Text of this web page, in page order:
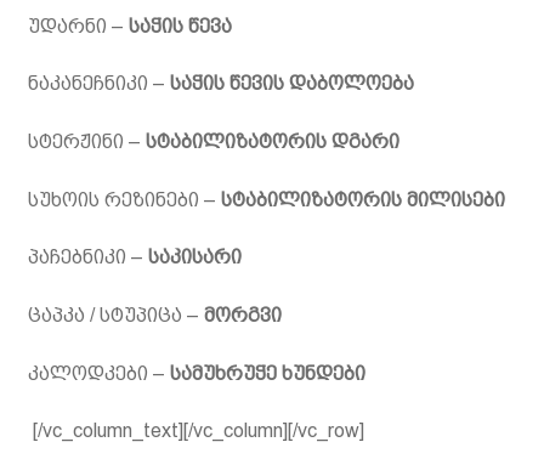
უდარნი – საჭის წევა
ნაკანეჩნიკი – საჭის წევის დაბოლოება
სტერჟინი – სტაბილიზატორის დგარი
სუხოის რეზინები – სტაბილიზატორის მილისები
პაჩებნიკი – საკისარი
ცაპკა / სტუპიცა – მორგვი
კალოდკები – სამუხრუჭე ხუნდები
[/vc_column_text][/vc_column][/vc_row]